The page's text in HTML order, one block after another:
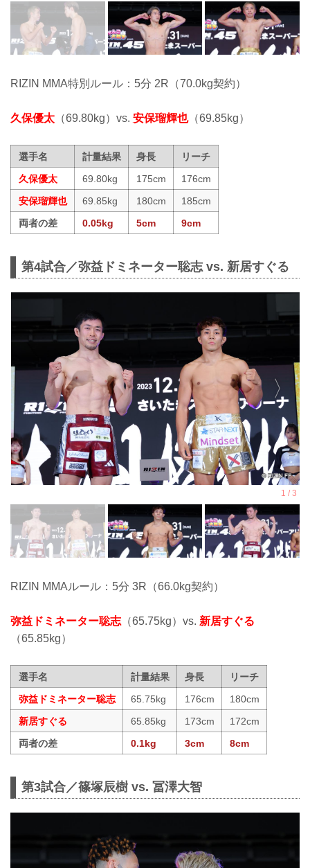
RIZIN MMA特別ルール：5分 2R（70.0kg契約）
久保優太 （69.80kg）vs. 安保瑠輝也（69.85kg）
選手名 計量結果 身長
リーチ
久保優太
69.80kg 175cm
176cm
安保瑠輝也
69.85kg 180cm
185cm
両者の差
0.05kg 5cm 9cm
第4試合／弥益ドミネーター聡志 vs. 新居すぐる
RIZIN MMAルール：5分 3R（66.0kg契約）
弥益ドミネーター聡志（65.75kg）vs. 新居すぐる
（65.85kg）
選手名 計量結果 身長
リーチ
弥益ドミネーター聡志
65.75kg 176cm
180cm
新居すぐる
65.85kg 173cm
172cm
両者の差
0.1kg 3cm 8cm
第3試合／篠塚辰樹 vs. 冨澤大智